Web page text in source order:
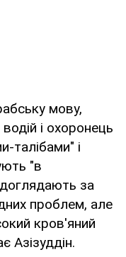
мову,
і охоронець
талібами" і
"в
за
проблем, але
кров'яний
Азізуддін.